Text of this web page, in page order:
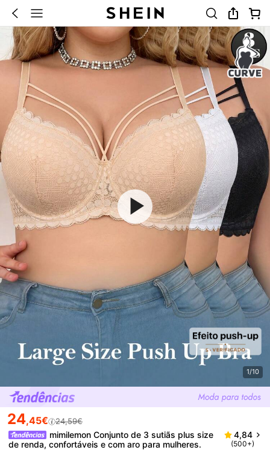
1/10
24,45€ 24,59€
mimilemon Conjunto de 3 sutiãs plus size
de renda, confortáveis e com aro para mulheres.
4,84
(500+)